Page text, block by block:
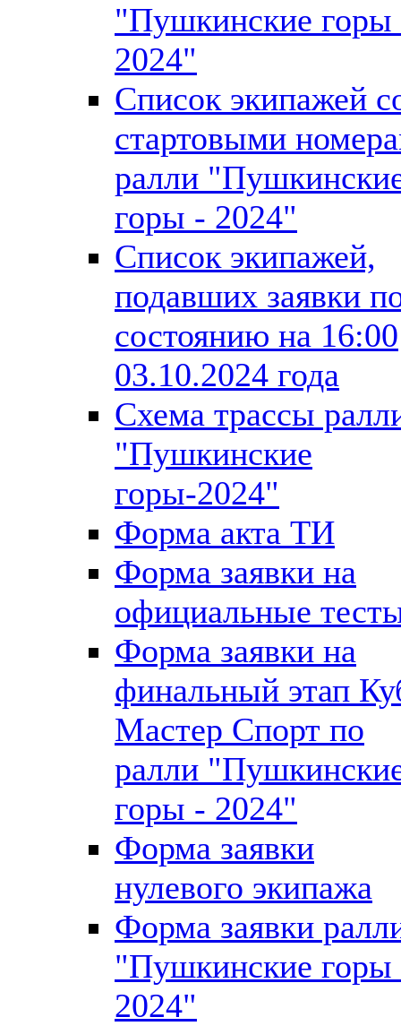
"Пушкинские горы
2024"
Список экипажей
стартовыми
ралли
горы - 2024"
Список экипажей,
подавших заявки
состоянию на 16:00
03.10.2024 года
Схема трассы
"Пушкинские
горы-2024"
Форма акта ТИ
Форма заявки на
официальные
Форма заявки на
финальный этап
Мастер Спорт по
ралли
горы - 2024"
Форма заявки
нулевого экипажа
Форма заявки
"Пушкинские горы
2024"